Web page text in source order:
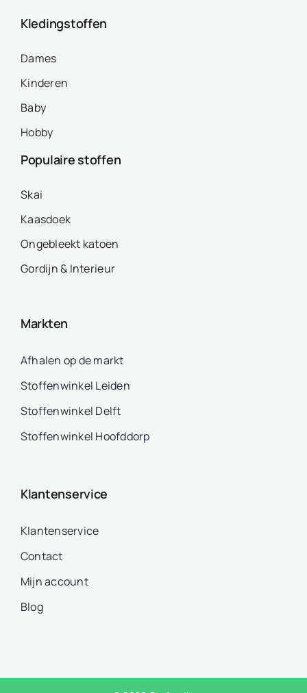
Kledingstoffen
Dames
Kinderen
Baby
Hobby
Populaire stoffen
Skai
Kaasdoek
Ongebleekt katoen
Gordijn & Interieur
Markten
Afhalen op de markt
Stoffenwinkel Leiden
Stoffenwinkel Delft
Stoffenwinkel Hoofddorp
Klantenservice
Klantenservice
Contact
Mijn account
Blog